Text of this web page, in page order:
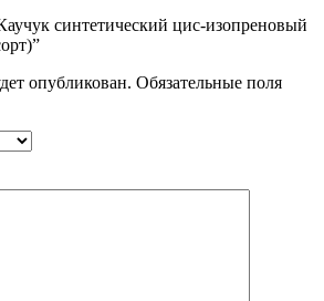
cинтeтический цис-изопреновый
опубликован. Обязательные поля